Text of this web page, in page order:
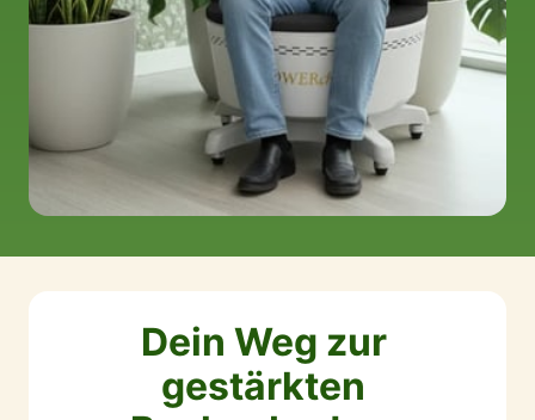
Dein Weg zur
gestärkten